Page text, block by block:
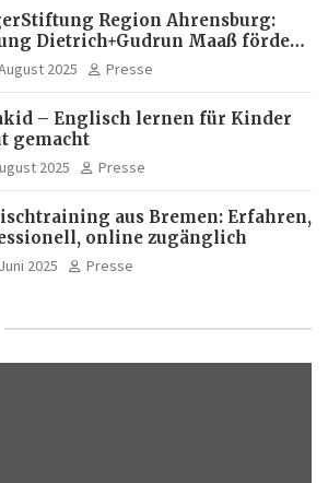
Region Ahrensburg:
Dietrich+Gudrun Maaß fördert
von Frauen
2025 Presse
– Englisch lernen für Kinder
gemacht
2025 Presse
aus Bremen: Erfahren,
online zugänglich
2025 Presse